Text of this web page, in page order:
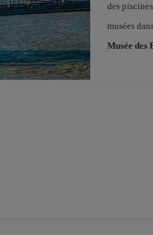
des
musées
Musée